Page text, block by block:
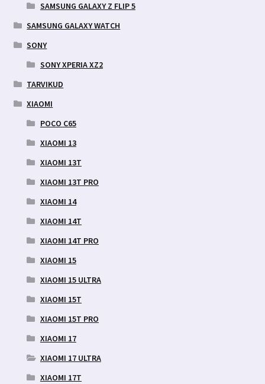
SAMSUNG GALAXY Z FLIP 5
SAMSUNG GALAXY WATCH
SONY
SONY XPERIA XZ2
TARVIKUD
XIAOMI
POCO C65
XIAOMI 13
XIAOMI 13T
XIAOMI 13T PRO
XIAOMI 14
XIAOMI 14T
XIAOMI 14T PRO
XIAOMI 15
XIAOMI 15 ULTRA
XIAOMI 15T
XIAOMI 15T PRO
XIAOMI 17
XIAOMI 17 ULTRA
XIAOMI 17T